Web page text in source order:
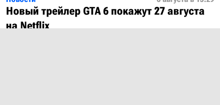
Новый трейлер GTA 6 покажут 27 августа
на Netflix